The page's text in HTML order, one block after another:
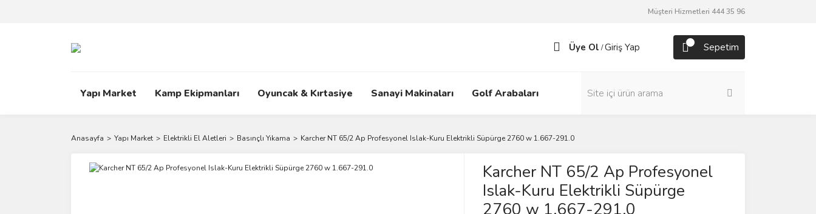
Müşteri Hizmetleri 444 35 96
Üye Ol /Giriş Yap Sepetim
Yapı Market Kamp Ekipmanları Oyuncak & Kırtasiye Sanayi Makinaları Golf Arabaları
Anasayfa Yapı Market Elektrikli El Aletleri Basınçlı Yıkama Karcher NT 65/2 Ap Profesyonel Islak-Kuru Elektrikli Süpürge 2760 w 1.667-291.0
Karcher NT 65/2 Ap Profesyonel
Islak-Kuru Elektrikli Süpürge
2760 w 1.667-291.0